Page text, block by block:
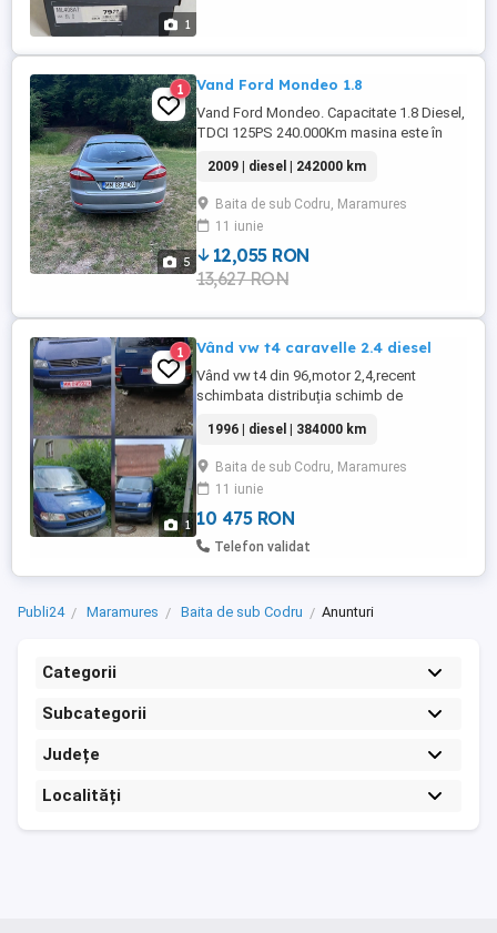
1
5
1 Vand Ford Mondeo 1.8
Vand Ford Mondeo. Capacitate 1.8 Diesel,
TDCI 125PS 240.000Km masina este în
pe loc. Mai multe detalii în privat răspuns
doar pe WhatsApp.
2009 | diesel | 242000 km
Baita de sub Codru, Maramures
11 iunie
12,055 RON
13,627 RON
1
1 Vând vw t4 caravelle 2.4 diesel
Vând vw t4 din 96,motor 2,4,recent
schimbata distribuția schimb de
filtre,electromotor,alternator
refăcut,masina din punct de vedere
mecanic fără nicio problemă,mai multe
detalii in privat 8+1 locuri Prețul este ușor
negociabil
1996 | diesel | 384000 km
Baita de sub Codru, Maramures
11 iunie
10 475 RON
Telefon validat
Publi24 Maramures Baita de sub Codru Anunturi
Categorii
Subcategorii
Județe
Localități